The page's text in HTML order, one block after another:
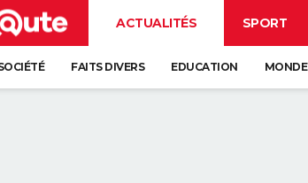
ACTUALITÉS SPORT
FAITS DIVERS EDUCATION MONDE